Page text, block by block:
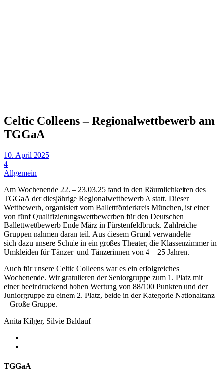
Celtic Colleens – Regionalwettbewerb am
TGGaA
10. April 2025
4
Allgemein
Am Wochenende 22. – 23.03.25 fand in den Räumlichkeiten des
TGGaA der diesjährige Regionalwettbewerb A statt. Dieser
Wettbewerb, organisiert vom Ballettförderkreis München, ist einer
von fünf Qualifizierungswettbewerben für den Deutschen
Ballettwettbewerb Ende März in Fürstenfeldbruck. Zahlreiche
Gruppen nahmen daran teil. Aus diesem Grund verwandelte
sich dazu unsere Schule in ein großes Theater, die Klassenzimmer in
Umkleiden für Tänzer und Tänzerinnen von 4 – 25 Jahren.
Auch für unsere Celtic Colleens war es ein erfolgreiches
Wochenende. Wir gratulieren der Seniorgruppe zum 1. Platz mit
einer beeindruckend hohen Wertung von 88/100 Punkten und der
Juniorgruppe zu einem 2. Platz, beide in der Kategorie Nationaltanz
– Große Gruppe.
Anita Kilger, Silvie Baldauf
TGGaA